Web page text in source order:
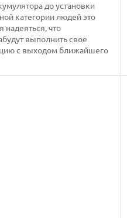
до установки
категории людей это
надеяться, что
выполнить свое
с выходом ближайшего